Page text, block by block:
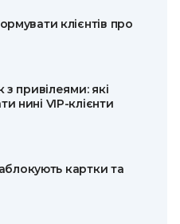
клієнтів про
привілеями: які
нині VIP-клієнти
картки та